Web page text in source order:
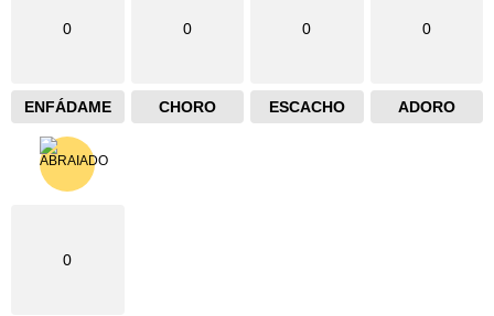
0
ENFÁDAME
0
CHORO
0
ESCACHO
0
ADORO
0